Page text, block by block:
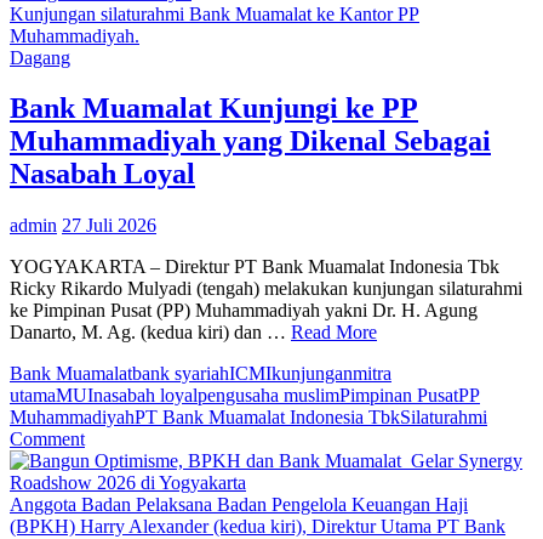
Negeri
Mandiri
Bekali
Para
Kesehatan
Mental
Kunjungan silaturahmi Bank Muamalat ke Kantor PP
Muhammadiyah.
Dagang
Bank Muamalat Kunjungi ke PP
Muhammadiyah yang Dikenal Sebagai
Nasabah Loyal
admin 27 Juli 2026
YOGYAKARTA – Direktur PT Bank Muamalat Indonesia Tbk
Ricky Rikardo Mulyadi (tengah) melakukan kunjungan silaturahmi
ke Pimpinan Pusat (PP) Muhammadiyah yakni Dr. H. Agung
Danarto, M. Ag. (kedua kiri) dan … Read More
Bank Muamalatbank syariahICMIkunjunganmitra
utamaMUInasabah loyalpengusaha muslimPimpinan PusatPP
MuhammadiyahPT Bank Muamalat Indonesia TbkSilaturahmi
Commenton
Bank
Muamalat
Kunjungi
ke
Anggota Badan Pelaksana Badan Pengelola Keuangan Haji
(BPKH) Harry Alexander (kedua kiri), Direktur Utama PT Bank